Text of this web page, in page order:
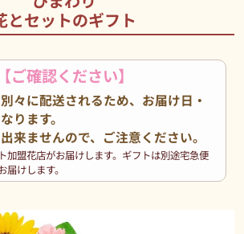
とセットのギフト
【ご確認ください】
々に配送されるため、お届け日・
ります。
来ませんので、ご注意ください。
加盟花店がお届けします。ギフトは別途宅急便
届けします。